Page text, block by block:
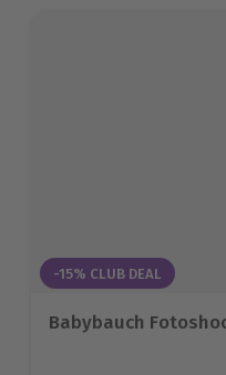
-15% CLUB DEAL
Babybauch